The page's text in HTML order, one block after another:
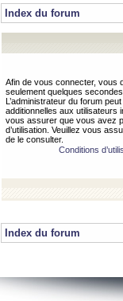
Index du forum
Afin de vous connecter, vous
seulement quelques
L’administrateur du forum
additionnelles aux utilisateurs
vous assurer que vous avez
d’utilisation. Veuillez vous
de le consulter.
Conditions
Index du forum